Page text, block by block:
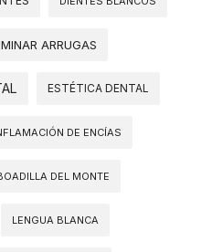
ARRUGAS
ESTÉTICA DENTAL
DE ENCÍAS
DEL MONTE
LENGUA BLANCA